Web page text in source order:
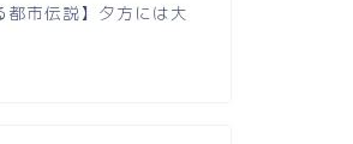
都市伝説】夕方には大